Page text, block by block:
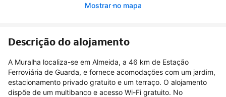
Mostrar no mapa
Descrição do alojamento
A Muralha localiza-se em Almeida, a 46 km de Estação
Ferroviária de Guarda, e fornece acomodações com um jardim,
estacionamento privado gratuito e um terraço. O alojamento
dispõe de um multibanco e acesso Wi-Fi gratuito. No